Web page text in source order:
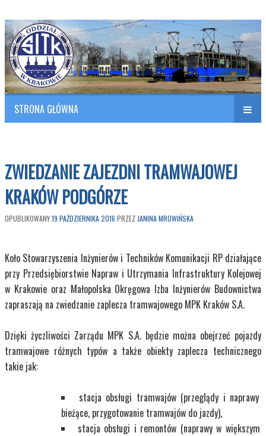
SITK RP Oddział w KRAKOWIE
Polish Association of Engineers & Technicians of Transportation
STRONA GŁÓWNA
ZWIEDZANIE ZAJEZDNI TRAMWAJOWEJ
KRAKÓW PODGÓRZE
OPUBLIKOWANY19 PAŹDZIERNIKA 2016 PRZEZ JANINA MROWIŃSKA
Koło Stowarzyszenia Inżynierów i Techników Komunikacji RP działające
przy Przedsiębiorstwie Napraw i Utrzymania Infrastruktury Kolejowej
w Krakowie oraz Małopolska Okręgowa Izba Inżynierów Budownictwa
zapraszają na zwiedzanie zaplecza tramwajowego MPK Kraków S.A.
Dzięki życzliwości Zarządu MPK S.A. będzie można obejrzeć pojazdy
tramwajowe różnych typów a także obiekty zaplecza technicznego
takie jak:
stacja obsługi tramwajów (przeglądy i naprawy
bieżące, przygotowanie tramwajów do jazdy),
stacja obsługi i remontów (naprawy w większym